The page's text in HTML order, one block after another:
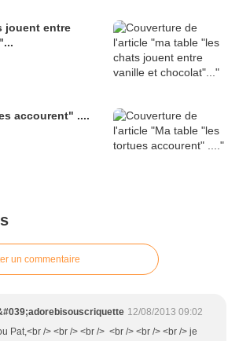
jouent entre
accourent" ....
un commentaire
12/08/2013 09:02
Pat,<br /> <br /> <br /> <br /> <br /> <br /> je